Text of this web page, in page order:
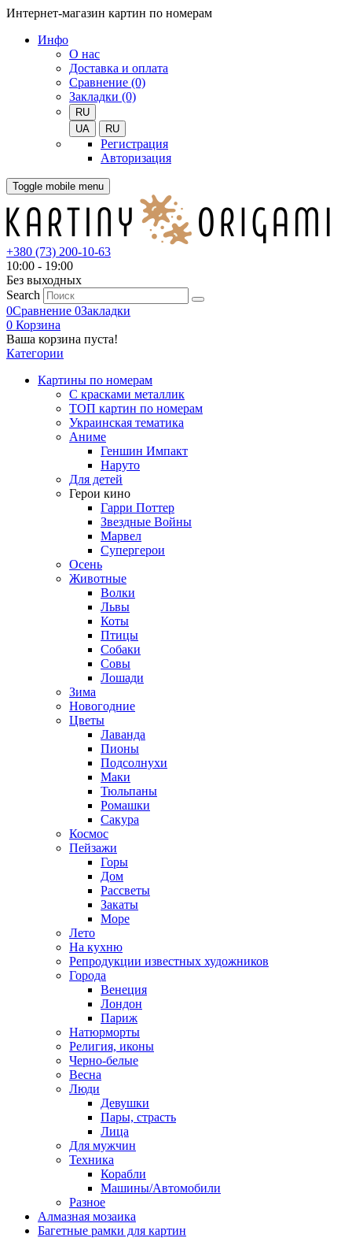
Интернет-магазин картин по номерам
Инфо
О нас
Доставка и оплата
Сравнение (0)
Закладки (0)
RU
UA
RU
Регистрация
Авторизация
Toggle mobile menu
+380 (73) 200-10-63
10:00 - 19:00
Без выходных
Search
0Сравнение 0Закладки
0 Корзина
Ваша корзина пуста!
Категории
Картины по номерам
С красками металлик
ТОП картин по номерам
Украинская тематика
Аниме
Геншин Импакт
Наруто
Для детей
Герои кино
Гарри Поттер
Звездные Войны
Марвел
Супергерои
Осень
Животные
Волки
Львы
Коты
Птицы
Собаки
Совы
Лошади
Зима
Новогодние
Цветы
Лаванда
Пионы
Подсолнухи
Маки
Тюльпаны
Ромашки
Сакура
Космос
Пейзажи
Горы
Дом
Рассветы
Закаты
Море
Лето
На кухню
Репродукции известных художников
Города
Венеция
Лондон
Париж
Натюрморты
Религия, иконы
Черно-белые
Весна
Люди
Девушки
Пары, страсть
Лица
Для мужчин
Техника
Корабли
Машины/Автомобили
Разное
Алмазная мозаика
Багетные рамки для картин